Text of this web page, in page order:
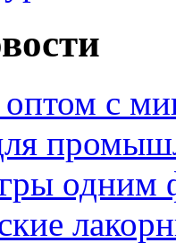
с
одним